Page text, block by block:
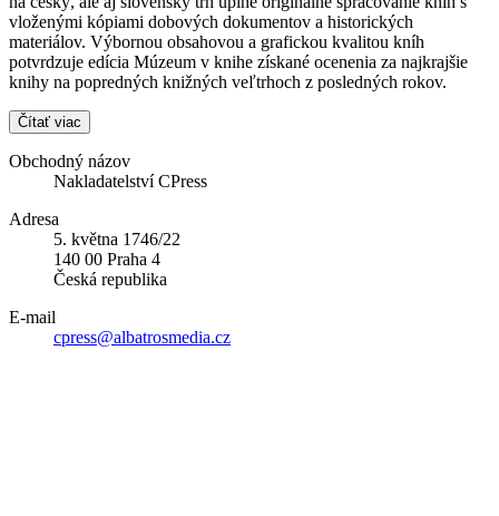
vloženými kópiami dobových dokumentov a historických
materiálov. Výbornou obsahovou a grafickou kvalitou kníh
potvrdzuje edícia Múzeum v knihe získané ocenenia za najkrajšie
knihy na popredných knižných veľtrhoch z posledných rokov.
Čítať viac
Obchodný názov
Nakladatelství CPress
Adresa
5. května 1746/22
140 00 Praha 4
Česká republika
E-mail
cpress@albatrosmedia.cz